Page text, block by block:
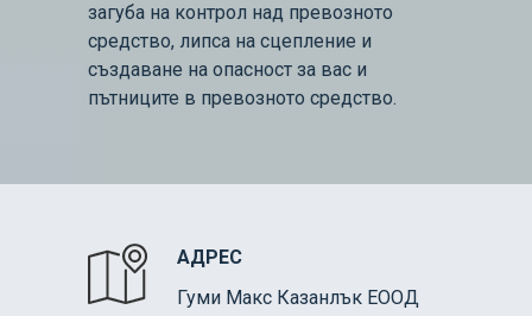
загуба на контрол над превозното
средство, липса на сцепление и
създаване на опасност за вас и
пътниците в превозното средство.
АДРЕС
Гуми Макс Казанлък ЕООД